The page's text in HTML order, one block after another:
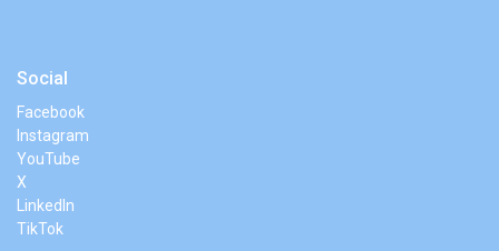
Social
Facebook
Instagram
YouTube
X
LinkedIn
TikTok